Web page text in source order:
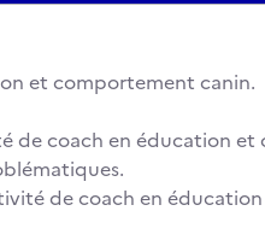
et comportement canin.
de coach en éducation
de coach en